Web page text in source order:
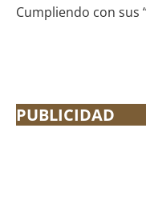
Cumpliendo con sus
PUBLICIDAD